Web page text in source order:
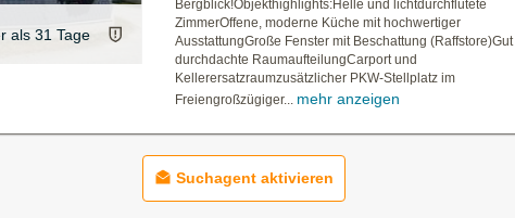
als 31 Tage
Bergblick!Objekthighlights:Helle und lichtdurchflutete
ZimmerOffene, moderne Küche mit hochwertiger
AusstattungGroße Fenster mit Beschattung (Raffstore)Gut
durchdachte RaumaufteilungCarport und
Kellerersatzraumzusätzlicher PKW-Stellplatz im
Freiengroßzügiger... mehr anzeigen
Suchagent aktivieren